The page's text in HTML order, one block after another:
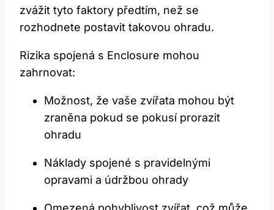
zvážit tyto faktory předtím, než se
rozhodnete postavit takovou ohradu.
Rizika spojená s Enclosure mohou
zahrnovat:
Možnost, že vaše zvířata mohou být
zraněna pokud se pokusí prorazit
ohradu
Náklady spojené s pravidelnými
opravami a údržbou ohrady